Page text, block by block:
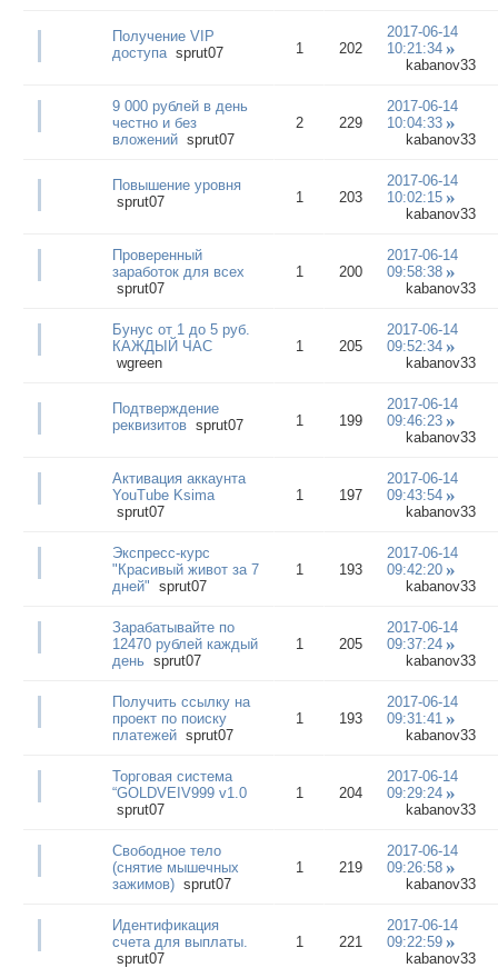
Получение VIP
доступа sprut07 1 202
2017-06-14
10:21:34
kabanov33
9 000 рублей в день
честно и без
вложений sprut07
2 229
2017-06-14
10:04:33
kabanov33
Повышение уровня
sprut07
1 203
2017-06-14
10:02:15
kabanov33
Проверенный
заработок для всех
sprut07
1 200
2017-06-14
09:58:38
kabanov33
Бунус от 1 до 5 руб.
КАЖДЫЙ ЧАС
wgreen
1 205
2017-06-14
09:52:34
kabanov33
Подтверждение
реквизитов sprut07 1 199
2017-06-14
09:46:23
kabanov33
Активация аккаунта
YouTube Ksima
sprut07
1 197
2017-06-14
09:43:54
kabanov33
Экспресс-курс
"Красивый живот за 7
дней" sprut07
1 193
2017-06-14
09:42:20
kabanov33
Зарабатывайте по
12470 рублей каждый
день sprut07
1 205
2017-06-14
09:37:24
kabanov33
Получить ссылку на
проект по поиску
платежей sprut07
1 193
2017-06-14
09:31:41
kabanov33
Торговая система
“GOLDVEIV999 v1.0
sprut07
1 204
2017-06-14
09:29:24
kabanov33
Свободное тело
(снятие мышечных
зажимов) sprut07
1 219
2017-06-14
09:26:58
kabanov33
Идентификация
счета для выплаты.
sprut07
1 221
2017-06-14
09:22:59
kabanov33